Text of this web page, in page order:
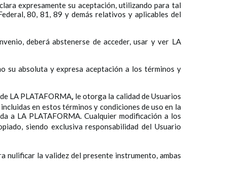
expresamente su aceptación, utilizando para tal
80, 81, 89 y demás relativos y aplicables del
deberá abstenerse de acceder, usar y ver LA
su absoluta y expresa aceptación a los términos y
LA PLATAFORMA, le otorga la calidad de Usuarios
en estos términos y condiciones de uso en la
a LA PLATAFORMA. Cualquier modificación a los
siendo exclusiva responsabilidad del Usuario
nulificar la validez del presente instrumento, ambas